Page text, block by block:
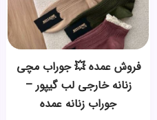
فروش عمده 💥 جوراب مچی
زنانه خارجی لب گیپور –
جوراب زنانه عمده